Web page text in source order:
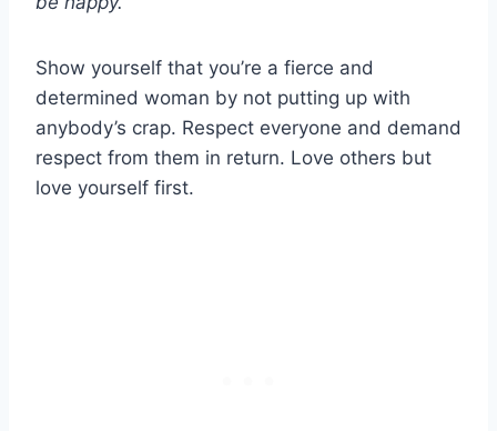
Show yourself that you’re a fierce and
determined woman by not putting up with
anybody’s crap. Respect everyone and demand
respect from them in return. Love others but
love yourself first.